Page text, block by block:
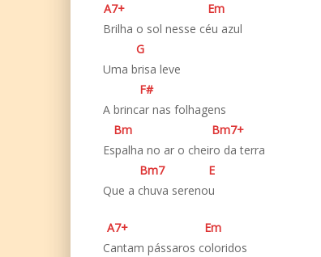
A7+ Em
Brilha o sol nesse céu azul
G
Uma brisa leve
F#
A brincar nas folhagens
Bm Bm7+
Espalha no ar o cheiro da terra
Bm7
E
Que a chuva serenou
A7+ Em
Cantam pássaros coloridos